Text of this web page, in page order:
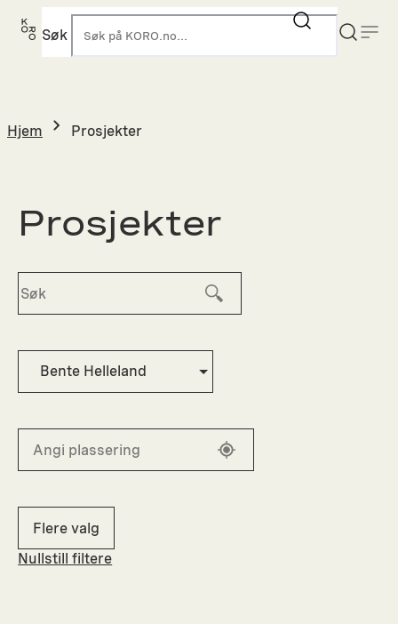
Hopp
Søk
Hjem Prosjekter
Prosjekter
Bente Helleland
Flere valg
Nullstill filtere